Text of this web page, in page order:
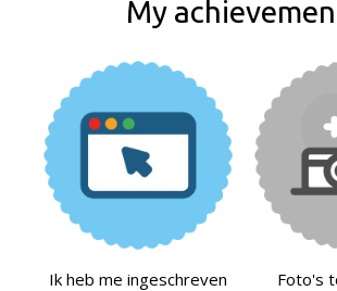
My
Ik heb me ingeschreven Foto's